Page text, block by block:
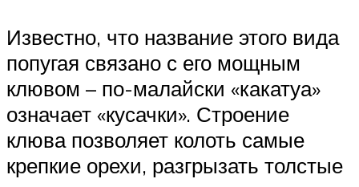
Известно, что название этого вида
попугая связано с его мощным
клювом – по-малайски «какатуа»
означает «кусачки». Строение
клюва позволяет колоть самые
крепкие орехи, разгрызать толстые